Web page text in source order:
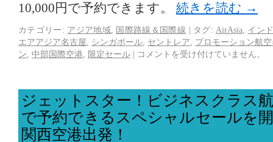
10,000円で予約できます。 続きを読む →
カテゴリー: アジア地域 国際路線＆国際線 | タグ: AirAsia, イン
エアアジア名古屋
シンガポール セントレア
プロモーション航
ン 中部国際空港 限定セール | コメントを受け付けていません。
ジェットスター！ビジネスクラス
で予約できるスペシャルセールを
関西空港出発！